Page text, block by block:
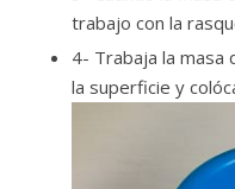
trabajo con la
4- Trabaja la masa
la superficie y